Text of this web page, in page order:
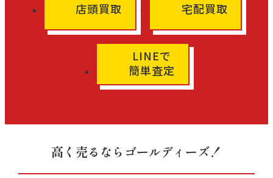
店頭買取 宅配買取
LINEで
簡単査定
高く売るならゴールディーズ！